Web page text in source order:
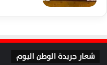
شعار جريدة الوطن اليوم